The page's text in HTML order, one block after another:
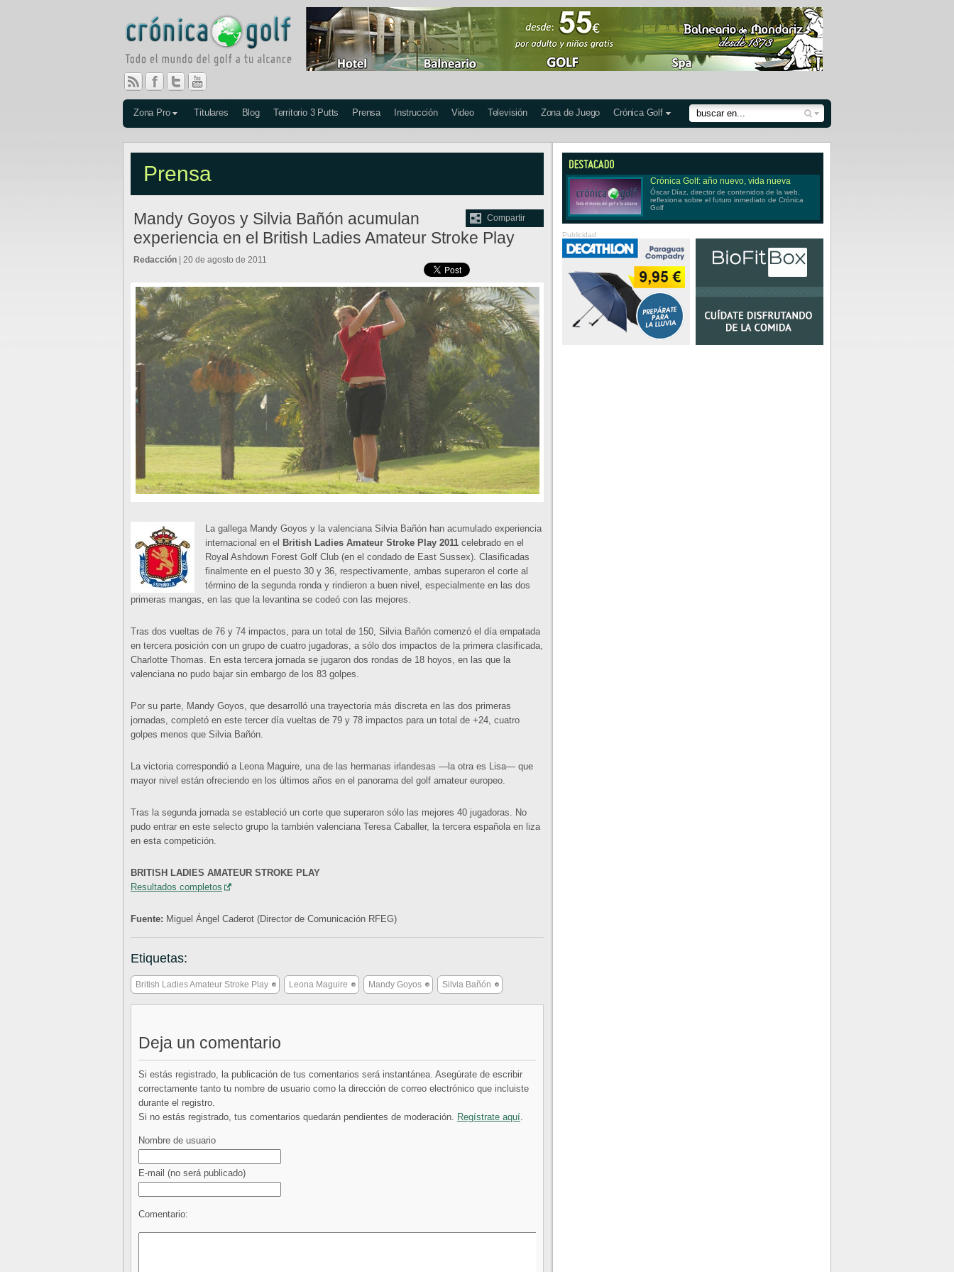
Zona Pro Titulares Blog Territorio 3 Putts Prensa Instrucción Video Televisión Zona de Juego Crónica Golf
Prensa
Compartir
Mandy Goyos y Silvia Bañón acumulan
experiencia en el British Ladies Amateur Stroke Play
Redacción | 20 de agosto de 2011
La gallega Mandy Goyos y la valenciana Silvia Bañón han acumulado experiencia
internacional en el British Ladies Amateur Stroke Play 2011 celebrado en el
Royal Ashdown Forest Golf Club (en el condado de East Sussex). Clasificadas
finalmente en el puesto 30 y 36, respectivamente, ambas superaron el corte al
término de la segunda ronda y rindieron a buen nivel, especialmente en las dos
primeras mangas, en las que la levantina se codeó con las mejores.
Tras dos vueltas de 76 y 74 impactos, para un total de 150, Silvia Bañón comenzó el día empatada
en tercera posición con un grupo de cuatro jugadoras, a sólo dos impactos de la primera clasificada,
Charlotte Thomas. En esta tercera jornada se jugaron dos rondas de 18 hoyos, en las que la
valenciana no pudo bajar sin embargo de los 83 golpes.
Por su parte, Mandy Goyos, que desarrolló una trayectoria más discreta en las dos primeras
jornadas, completó en este tercer día vueltas de 79 y 78 impactos para un total de +24, cuatro
golpes menos que Silvia Bañón.
La victoria correspondió a Leona Maguire, una de las hermanas irlandesas —la otra es Lisa— que
mayor nivel están ofreciendo en los últimos años en el panorama del golf amateur europeo.
Tras la segunda jornada se estableció un corte que superaron sólo las mejores 40 jugadoras. No
pudo entrar en este selecto grupo la también valenciana Teresa Caballer, la tercera española en liza
en esta competición.
BRITISH LADIES AMATEUR STROKE PLAY
Resultados completos
Fuente: Miguel Ángel Caderot (Director de Comunicación RFEG)
Etiquetas:
British Ladies Amateur Stroke Play Leona Maguire Mandy Goyos Silvia Bañón
Deja un comentario
Si estás registrado, la publicación de tus comentarios será instantánea. Asegúrate de escribir
correctamente tanto tu nombre de usuario como la dirección de correo electrónico que incluiste
durante el registro.
Si no estás registrado, tus comentarios quedarán pendientes de moderación. Regístrate aquí.
Nombre de usuario
E-mail (no será publicado)
Comentario:
Crónica Golf: año nuevo, vida nueva
Óscar Díaz, director de contenidos de la web,
reflexiona sobre el futuro inmediato de Crónica
Golf
Publicidad